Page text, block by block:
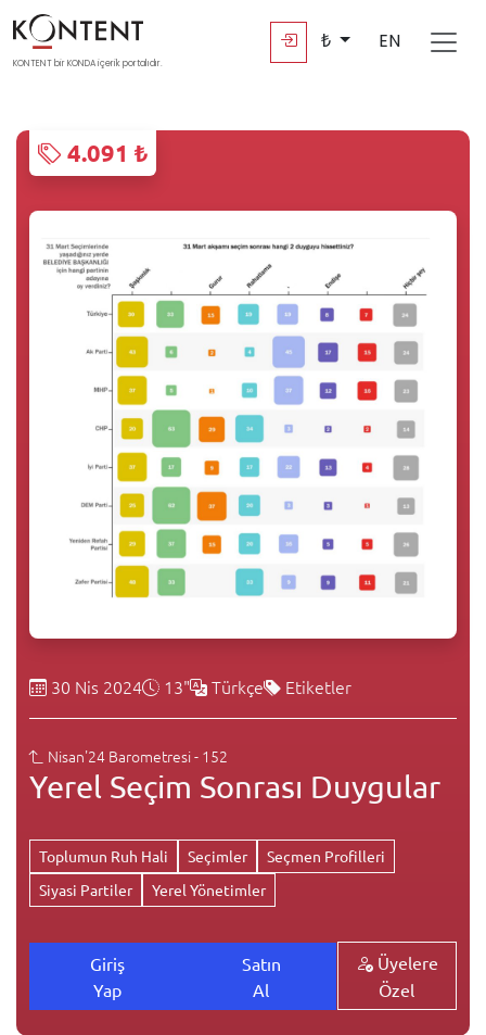
KONTENT bir KONDA içerik portalıdır.
₺ EN
4.091 ₺
30 Nis 2024 13" Türkçe Etiketler
Nisan'24 Barometresi - 152
Yerel Seçim Sonrası Duygular
Toplumun Ruh Hali Seçimler
Seçmen Profilleri
Siyasi Partiler
Yerel Yönetimler
Giriş
Yap
Satın
Al
Üyelere
Özel